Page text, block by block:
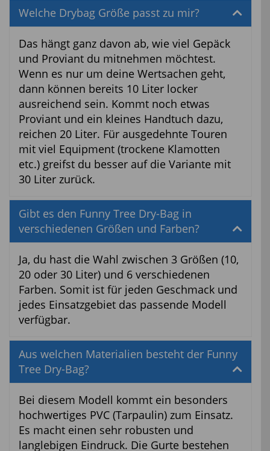
Welche Drybag Größe passt zu mir?
Das hängt ganz davon ab, wie viel Gepäck
und Proviant du mitnehmen möchtest.
Wenn es nur um deine Wertsachen geht,
dann können bereits 10 Liter locker
ausreichend sein. Kommt noch etwas
Proviant und ein kleines Handtuch dazu,
reichen 20 Liter. Für ausgedehnte Touren
mit viel Equipment (trockene Klamotten
etc.) greifst du besser auf die Variante mit
30 Liter zurück.
Gibt es den Funny Tree Dry-Bag in
verschiedenen Größen und Farben?
Ja, du hast die Wahl zwischen 3 Größen (10,
20 oder 30 Liter) und 6 verschiedenen
Farben. Somit ist für jeden Geschmack und
jedes Einsatzgebiet das passende Modell
verfügbar.
Aus welchen Materialien besteht der Funny
Tree Dry-Bag?
Bei diesem Modell kommt ein besonders
hochwertiges PVC (Tarpaulin) zum Einsatz.
Es macht einen sehr robusten und
langlebigen Eindruck. Die Gurte bestehen